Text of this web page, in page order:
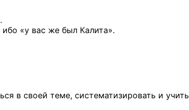
«у вас же был Калита».
в своей теме, систематизировать и учить